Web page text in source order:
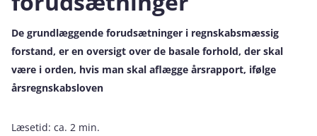
De grundlæggende forudsætninger i regnskabsmæssig
forstand, er en oversigt over de basale forhold, der skal
være i orden, hvis man skal aflægge årsrapport, ifølge
årsregnskabsloven
Læsetid: ca. 2 min.